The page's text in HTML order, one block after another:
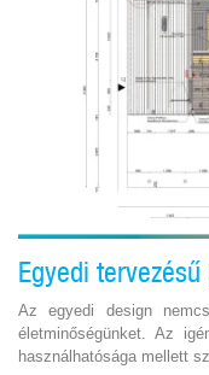
Egyedi
Az egyedi design
életminőségünket. Az
használhatósága mellett